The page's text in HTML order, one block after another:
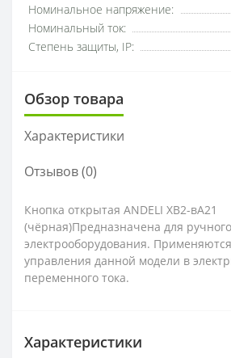
Номинальное напряжение:
Номинальный ток:
Степень защиты, IP:
Обзор товара
Характеристики
Отзывов (0)
Кнопка открытая ANDELI ХВ2-вА21
(чёрная)Предназначена для
электрооборудования.
управления данной модели в
переменного тока.
Характеристики